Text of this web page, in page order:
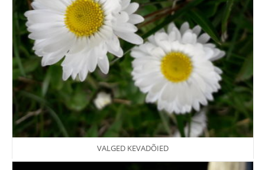
VALGED KEVADÕIED